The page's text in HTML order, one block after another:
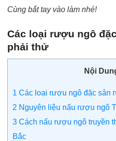
Cùng bắt tay vào làm nhé!
Các loại rượu ngô
phải thử
Nội
1 Các loại rượu ngô đặc sản
2 Nguyên liệu nấu rượu ngô
3 Cách nấu rượu ngô truyền
Bắc